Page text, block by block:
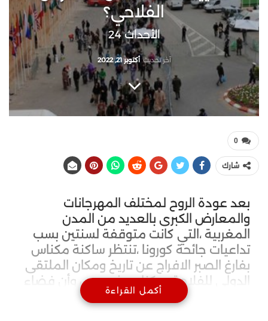
الفلاحي؟
الأحداث 24
آخر تحديث أكتوبر 21, 2022
0
شارك
بعد عودة الروح لمختلف المهرجانات
والمعارض الكبرى بالعديد من المدن
المغربية ،التي كانت متوقفة لسنتين بسب
تداعيات جائحة كورونا ،تنتظر ساكنة مكناس
بفارغ الصبر الافراج عن تاريخ ومكان الملتقى
الدولي للفلاحة بمكناس،خصوص وأن فضاء
الصهريج السواني يخضع للترميم والاصلاح
وفق برنامج تثمين المدينة العتيقة ،الأمر
أكمل القراءة